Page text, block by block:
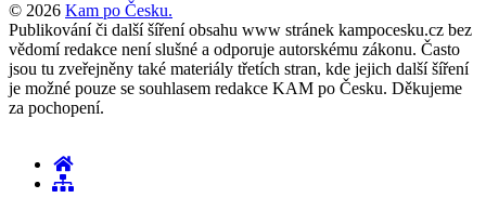
© 2026 Kam po Česku.
Publikování či další šíření obsahu www stránek kampocesku.cz bez
vědomí redakce není slušné a odporuje autorskému zákonu. Často
jsou tu zveřejněny také materiály třetích stran, kde jejich další šíření
je možné pouze se souhlasem redakce KAM po Česku. Děkujeme
za pochopení.